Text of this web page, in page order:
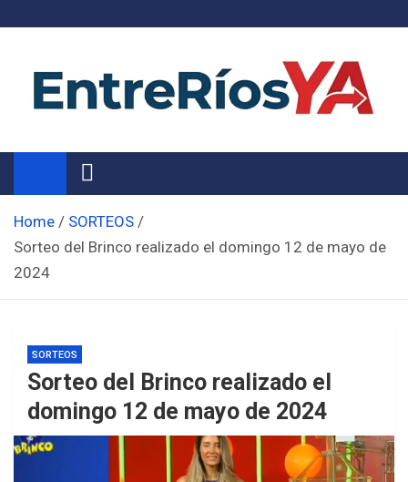
Noticias de Entre Ríos
Información de toda la provincia ahora
Home
SORTEOS
Sorteo del Brinco realizado el domingo 12 de mayo de
2024
SORTEOS
Sorteo del Brinco realizado el
domingo 12 de mayo de 2024